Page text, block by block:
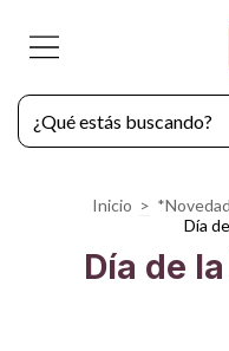
Inicio >
Día
Día de